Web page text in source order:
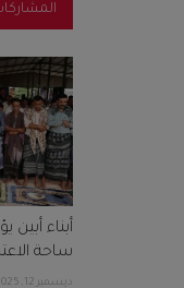
أبناء
ساحة
ديسمبر 12, 2025